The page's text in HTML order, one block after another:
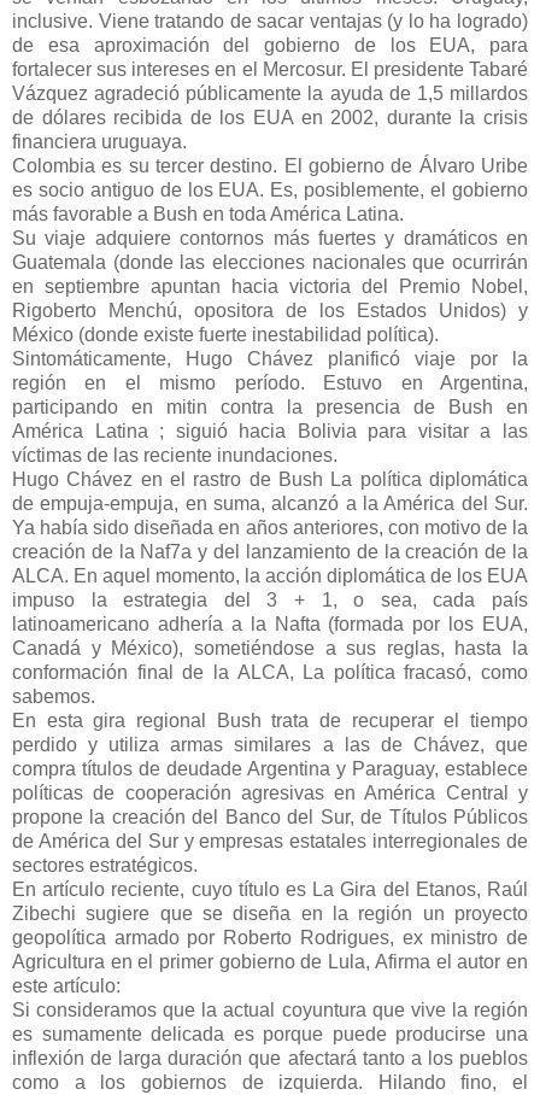
inclusive. Viene tratando de sacar ventajas (y lo ha logrado)
de esa aproximación del gobierno de los EUA, para
fortalecer sus intereses en el Mercosur. El presidente Tabaré
Vázquez agradeció públicamente la ayuda de 1,5 millardos
de dólares recibida de los EUA en 2002, durante la crisis
financiera uruguaya.
Colombia es su tercer destino. El gobierno de Álvaro Uribe
es socio antiguo de los EUA. Es, posiblemente, el gobierno
más favorable a Bush en toda América Latina.
Su viaje adquiere contornos más fuertes y dramáticos en
Guatemala (donde las elecciones nacionales que ocurrirán
en septiembre apuntan hacia victoria del Premio Nobel,
Rigoberto Menchú, opositora de los Estados Unidos) y
México (donde existe fuerte inestabilidad política).
Sintomáticamente, Hugo Chávez planificó viaje por la
región en el mismo período. Estuvo en Argentina,
participando en mitin contra la presencia de Bush en
América Latina ; siguió hacia Bolivia para visitar a las
víctimas de las reciente inundaciones.
Hugo Chávez en el rastro de Bush La política diplomática
de empuja-empuja, en suma, alcanzó a la América del Sur.
Ya había sido diseñada en años anteriores, con motivo de la
creación de la Naf7a y del lanzamiento de la creación de la
ALCA. En aquel momento, la acción diplomática de los EUA
impuso la estrategia del 3 + 1, o sea, cada país
latinoamericano adhería a la Nafta (formada por los EUA,
Canadá y México), sometiéndose a sus reglas, hasta la
conformación final de la ALCA, La política fracasó, como
sabemos.
En esta gira regional Bush trata de recuperar el tiempo
perdido y utiliza armas similares a las de Chávez, que
compra títulos de deudade Argentina y Paraguay, establece
políticas de cooperación agresivas en América Central y
propone la creación del Banco del Sur, de Títulos Públicos
de América del Sur y empresas estatales interregionales de
sectores estratégicos.
En artículo reciente, cuyo título es La Gira del Etanos, Raúl
Zibechi sugiere que se diseña en la región un proyecto
geopolítica armado por Roberto Rodrigues, ex ministro de
Agricultura en el primer gobierno de Lula, Afirma el autor en
este artículo:
Si consideramos que la actual coyuntura que vive la región
es sumamente delicada es porque puede producirse una
inflexión de larga duración que afectará tanto a los pueblos
como a los gobiernos de izquierda. Hilando fino, el